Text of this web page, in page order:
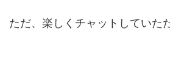
ただ、楽しくチャットしていた